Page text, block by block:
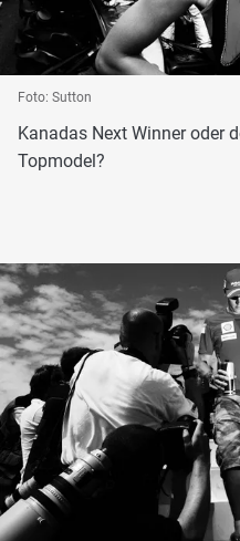
Foto: Sutton
Kanadas Next Winner oder
Topmodel?